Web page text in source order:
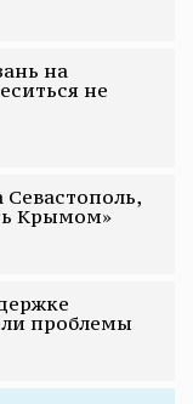
на
не
Севастополь,
Крымом»
проблемы